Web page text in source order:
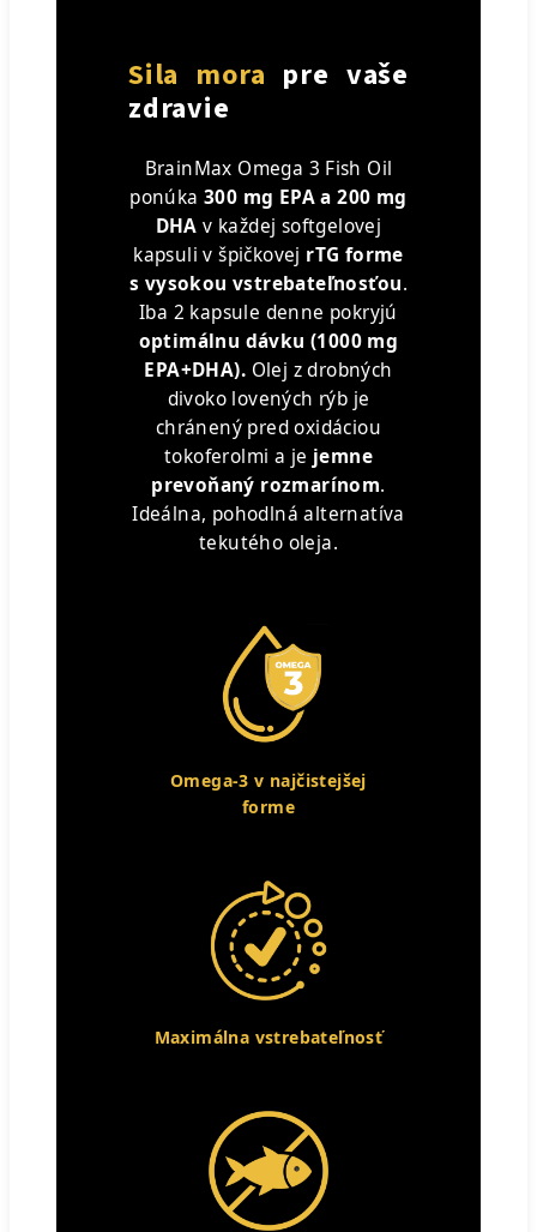
Sila mora pre vaše
zdravie
BrainMax Omega 3 Fish Oil
ponúka 300 mg EPA a 200 mg
DHA v každej softgelovej
kapsuli v špičkovej rTG forme
s vysokou vstrebateľnosťou.
Iba 2 kapsule denne pokryjú
optimálnu dávku (1000 mg
EPA+DHA). Olej z drobných
divoko lovených rýb je
chránený pred oxidáciou
tokoferolmi a je jemne
prevoňaný rozmarínom.
Ideálna, pohodlná alternatíva
tekutého oleja.
Omega-3 v najčistejšej
forme
Maximálna vstrebateľnosť